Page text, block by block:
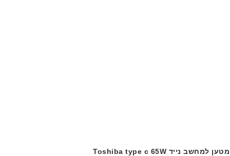
מטען למחשב נייד Toshiba type c 65W